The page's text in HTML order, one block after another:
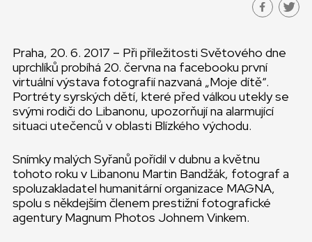
Praha, 20. 6. 2017 – Při příležitosti Světového dne
uprchlíků probíhá 20. června na facebooku první
virtuální výstava fotografií nazvaná „Moje dítě“.
Portréty syrských dětí, které před válkou utekly se
svými rodiči do Libanonu, upozorňují na alarmující
situaci utečenců v oblasti Blízkého východu.
Snímky malých Syřanů pořídil v dubnu a květnu
tohoto roku v Libanonu Martin Bandžák, fotograf a
spoluzakladatel humanitární organizace MAGNA,
spolu s někdejším členem prestižní fotografické
agentury Magnum Photos Johnem Vinkem.